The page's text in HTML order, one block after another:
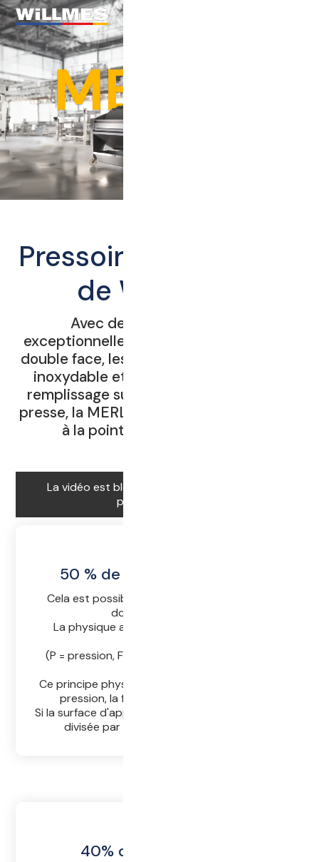
Pressoir à vin MERLIN
de WiLLMES
Avec des caractéristiques
exceptionnelles telles que la membrane
double face, les drains verticaux en acier
inoxydable et la grande ouverture de
remplissage sur toute la longueur de la
presse, la MERLIN est encore aujourd'hui
à la pointe de la technologie.
La vidéo est bloquée. Acceptez les cookies
pour la regarder.
50 % de pression en moins
Cela est possible grâce à la technique de la
double membrane.
La physique appliquée, tout simplement :
(P = pression, F = force, A = surface d'appui).
Ce principe physique décrit la relation entre la
pression, la force et la surface d'appui.
Si la surface d'appui est doublée, la pression est
divisée par deux pour la même force.
40% de lies en moins